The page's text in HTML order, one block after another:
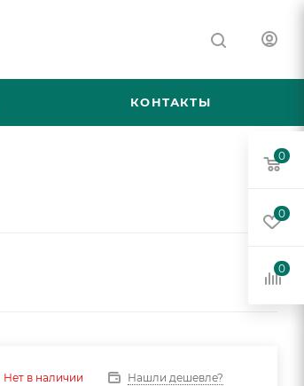
КОНТАКТЫ
Нет в наличии
Нашли дешевле?
0
0
0